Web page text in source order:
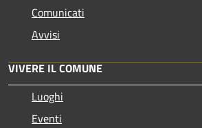
Comunicati
Avvisi
VIVERE IL COMUNE
Luoghi
Eventi